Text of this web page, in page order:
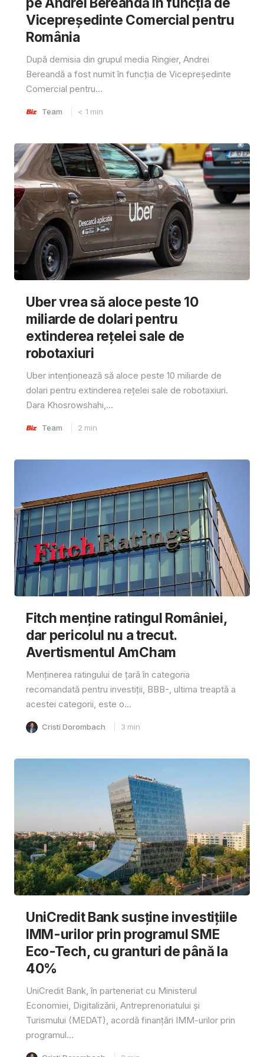
Vicepreședinte Comercial pentru
România
După demisia din grupul media Ringier, Andrei
Bereandă a fost numit în funcția de Vicepreședinte
Comercial pentru...
Team < 1 min
Uber vrea să aloce peste 10
miliarde de dolari pentru
extinderea rețelei sale de
robotaxiuri
Uber intenționează să aloce peste 10 miliarde de
dolari pentru extinderea rețelei sale de robotaxiuri.
Dara Khosrowshahi,...
Team 2 min
Fitch menține ratingul României,
dar pericolul nu a trecut.
Avertismentul AmCham
Menținerea ratingului de țară în categoria
recomandată pentru investiții, BBB-, ultima treaptă a
acestei categorii, este o...
Cristi Dorombach 3 min
UniCredit Bank susține investițiile
IMM-urilor prin programul SME
Eco-Tech, cu granturi de până la
40%
UniCredit Bank, în parteneriat cu Ministerul
Economiei, Digitalizării, Antreprenoriatului și
Turismului (MEDAT), acordă finanțări IMM-urilor prin
programul...